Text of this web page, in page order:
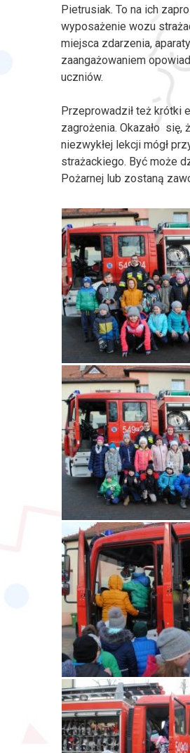
Pietrusiak. To na ich
wyposażenie wozu
miejsca zdarzenia,
zaangażowaniem
uczniów.
Przeprowadził też krótki
zagrożenia. Okazało
niezwykłej lekcji mógł
strażackiego. Być może
Pożarnej lub zostaną